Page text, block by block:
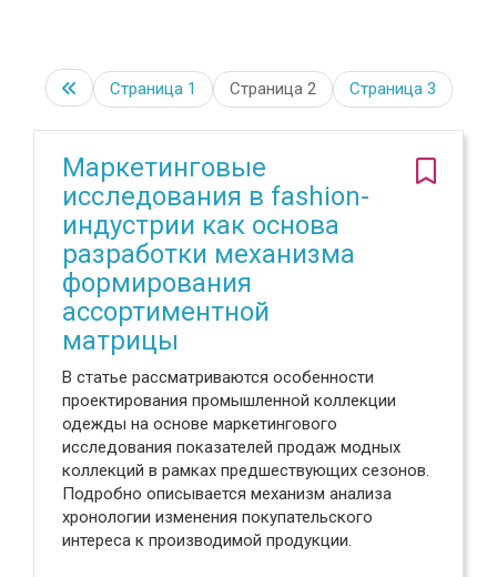
Страница 1 Страница 2 Страница 3
Маркетинговые
исследования в fashion-
индустрии как основа
разработки механизма
формирования
ассортиментной
матрицы
В статье рассматриваются особенности
проектирования промышленной коллекции
одежды на основе маркетингового
исследования показателей продаж модных
коллекций в рамках предшествующих сезонов.
Подробно описывается механизм анализа
хронологии изменения покупательского
интереса к производимой продукции.